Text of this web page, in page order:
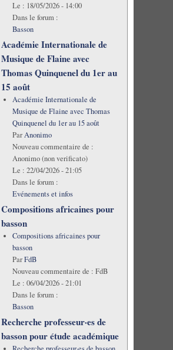
Le : 18/05/2026 - 14:00
Dans le forum :
Basson
Académie Internationale de
Musique de Flaine avec
Thomas Quinquenel du 1er au
15 août
Académie Internationale de
Musique de Flaine avec Thomas
Quinquenel du 1er au 15 août
ParAnonimo
Nouveau commentaire de :
Anonimo (non verificato)
Le : 22/04/2026 - 21:05
Dans le forum :
Evénements et infos
Compositions africaines pour
basson
Compositions africaines pour
basson
ParFdB
Nouveau commentaire de : FdB
Le : 06/04/2026 - 21:01
Dans le forum :
Basson
Recherche professeur·es de
basson pour étude académique